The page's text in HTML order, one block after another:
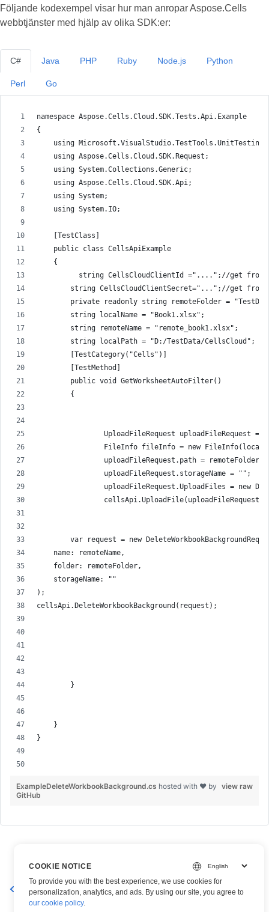
Följande kodexempel visar hur man anropar Aspose.Cells
webbtjänster med hjälp av olika SDK:er:
C#
namespace Aspose.Cells.Cloud.SDK.Tests.Api.Example
{
    using Microsoft.VisualStudio.TestTools.UnitTesting;
    using Aspose.Cells.Cloud.SDK.Request;
    using System.Collections.Generic;
    using Aspose.Cells.Cloud.SDK.Api;
    using System;
    using System.IO;
    [TestClass]
    public class CellsApiExample
    {
string CellsCloudClientId ="....";//get
string CellsCloudClientSecret="...";//get
private readonly string remoteFolder =
        string localName = "Book1.xlsx";
        string remoteName = "remote_book1.xlsx";
        string localPath = "D:/TestData/CellsCloud";
        [TestCategory("Cells")]
        [TestMethod]
        public void GetWorksheetAutoFilter()
        {
UploadFileRequest uploadFileRequest =
FileInfo fileInfo = new
uploadFileRequest.path = remoteFolder
                uploadFileRequest.storageName = "";
uploadFileRequest.UploadFiles = new
                cellsApi.UploadFile(uploadFileRequest);
var request = new
    name: remoteName,
    folder: remoteFolder,
    storageName: ""
);
cellsApi.DeleteWorkbookBackground(request);
        }
    }
}
view raw
ExampleDeleteWorkbookBackground.cs hosted with ❤ by
GitHub
Java PHP Ruby Node.js Python
Perl Go
Ställ in bakgrund på ett Excel-arbetsblad
COOKIE NOTICE
To provide you with the best experience, we use cookies for
personalization, analytics, and ads. By using our site, you agree to
our cookie policy.